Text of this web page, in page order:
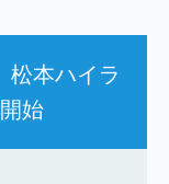
本ハイラ
始